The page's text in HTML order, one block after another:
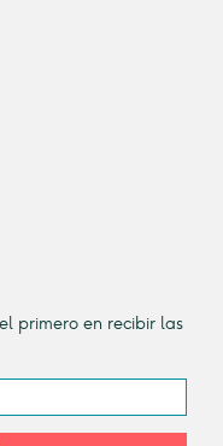
primero en recibir las